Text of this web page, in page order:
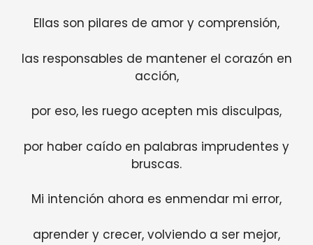
Ellas son pilares de amor y comprensión,
las responsables de mantener el corazón en
acción,
por eso, les ruego acepten mis disculpas,
por haber caído en palabras imprudentes y
bruscas.
Mi intención ahora es enmendar mi error,
aprender y crecer, volviendo a ser mejor,